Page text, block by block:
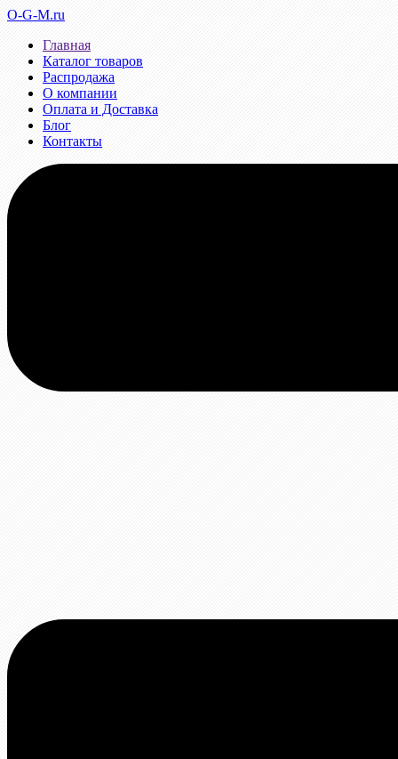
O-G-M.ru
Главная
Каталог товаров
Распродажа
О компании
Оплата и Доставка
Блог
Контакты